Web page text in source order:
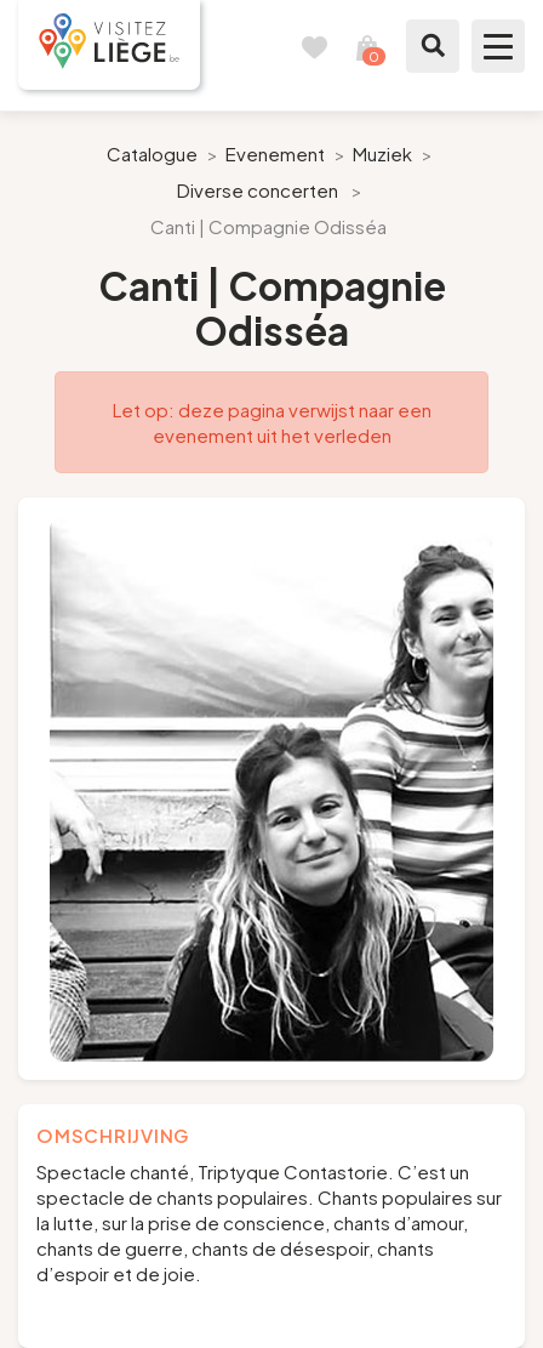
0
Bereid mijn verblijf voor
Pays de Liège
Volg ons
Pers
Groepen en touroperators
EN NL DE
Catalogue > Evenement > Muziek >
Diverse concerten
>
Canti | Compagnie Odisséa
Canti | Compagnie
Odisséa
Let op: deze pagina verwijst naar een
evenement uit het verleden
OMSCHRIJVING
Spectacle chanté, Triptyque Contastorie. C’est un
spectacle de chants populaires. Chants populaires sur
la lutte, sur la prise de conscience, chants d’amour,
chants de guerre, chants de désespoir, chants
d’espoir et de joie.